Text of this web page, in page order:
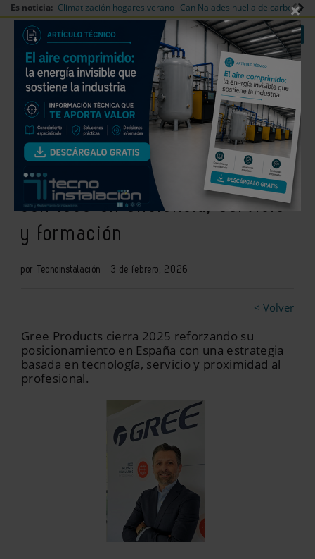
Es noticia: Climatización hogares verano Can Naiades huella de carbono
Redes Sociales Es noticia Login empresas Registro
Gree Products consolida su
estrategia en España en 2025
con foco en eficiencia, servicio
y formación
por Tecnoinstalación 3 de febrero, 2026
< Volver
Gree Products cierra 2025 reforzando su
posicionamiento en España con una estrategia
basada en tecnología, servicio y proximidad al
profesional.
×